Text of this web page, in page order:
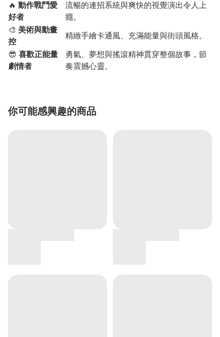
🔥 動作戰鬥愛
好者
流暢的連招系統與爽快的視覺演出令人上
癮。
🎨 美術與動畫
控
精緻手繪卡通風、充滿能量與街頭風格。
😎 喜歡正能量
劇情者
勇氣、夢想與搖滾精神貫穿整個故事，節
奏震撼心靈。
你可能感興趣的商品